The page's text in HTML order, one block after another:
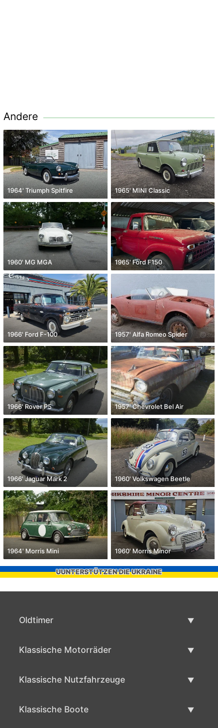
Andere
1964' Triumph Spitfire 1965' MINI Classic
1960' MG MGA 1965' Ford F150
1966' Ford F-100 1957' Alfa Romeo Spider
1966' Rover P5 1957' Chevrolet Bel Air
1966' Jaguar Mark 2 1960' Volkswagen Beetle
1964' Morris Mini 1960' Morris Minor
UUNTERSTÜTZEN DIE UKRAINE
Oldtimer
Klassische Motorräder
Klassische Nutzfahrzeuge
Klassische Boote